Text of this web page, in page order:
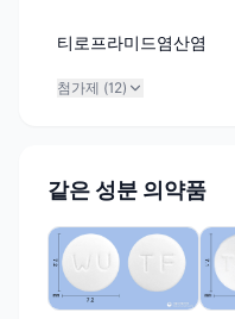
티로프라미드염산염
첨가제 (12)
같은 성분 의약품